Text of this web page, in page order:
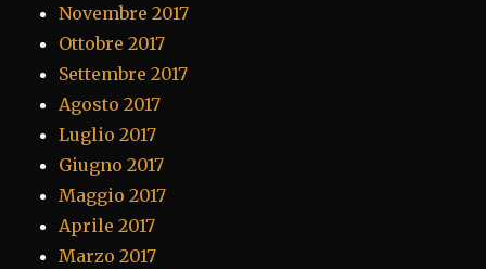
Novembre 2017
Ottobre 2017
Settembre 2017
Agosto 2017
Luglio 2017
Giugno 2017
Maggio 2017
Aprile 2017
Marzo 2017